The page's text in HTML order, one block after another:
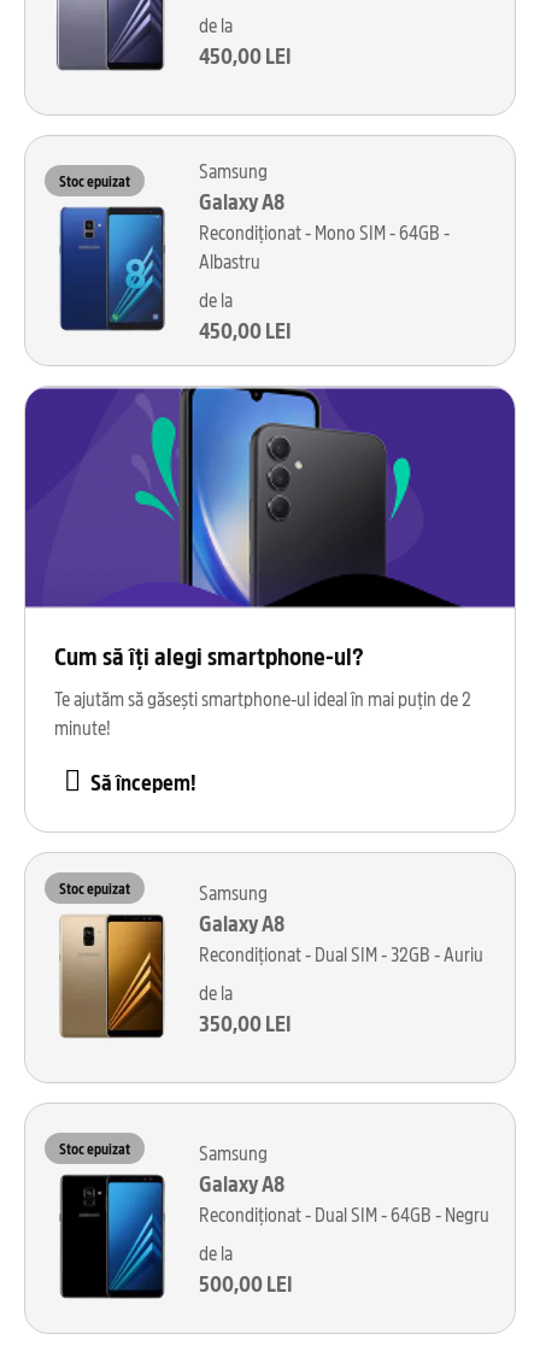
de la
450,00 LEI
Stoc epuizat Samsung
Galaxy A8
Recondiționat - Mono SIM - 64GB -
Albastru
de la
450,00 LEI
Cum să îți alegi smartphone-ul?
Te ajutăm să găsești smartphone-ul ideal în mai puțin de 2
minute!
Să începem!
Stoc epuizat Samsung
Galaxy A8
Recondiționat - Dual SIM - 32GB - Auriu
de la
350,00 LEI
Stoc epuizat Samsung
Galaxy A8
Recondiționat - Dual SIM - 64GB - Negru
de la
500,00 LEI